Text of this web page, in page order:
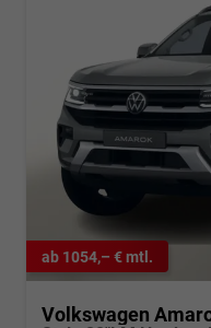
ab 1054,– € mtl.
Volkswagen